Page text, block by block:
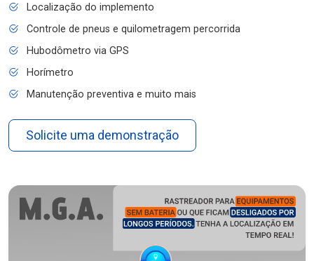
Localização do implemento
Controle de pneus e quilometragem percorrida
Hubodômetro via GPS
Horímetro
Manutenção preventiva e muito mais
Solicite uma demonstração